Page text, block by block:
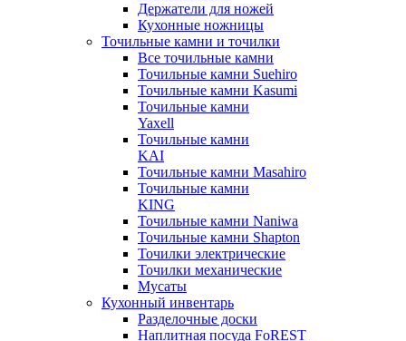
Держатели для ножей
Кухонные ножницы
Точильные камни и точилки
Все точильные камни
Точильные камни Suehiro
Точильные камни Kasumi
Точильные камни
Yaxell
Точильные камни
KAI
Точильные камни Masahiro
Точильные камни
KING
Точильные камни Naniwa
Точильные камни Shapton
Точилки электрические
Точилки механические
Мусаты
Кухонный инвентарь
Разделочные доски
Наплитная посуда FoREST